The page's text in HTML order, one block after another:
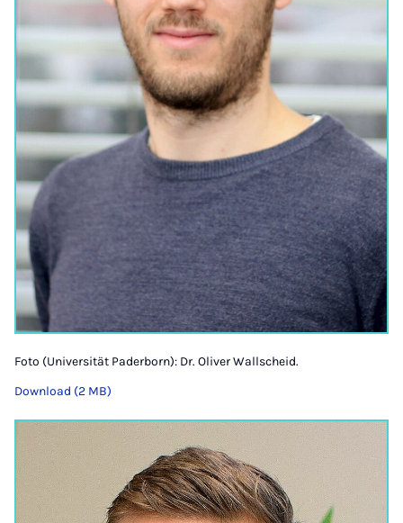
Foto (Universität Paderborn): Dr. Oliver Wallscheid.
Download (2 MB)